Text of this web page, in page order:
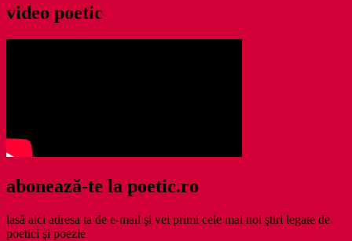
video poetic
abonează-te la poetic.ro
lasă aici adresa ta de e-mail şi vei primi cele mai noi ştiri legate de
poetici şi poezie